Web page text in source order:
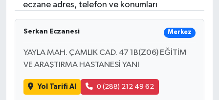
eczane adres, telefon ve konumları
Serkan Eczanesi Merkez
YAYLA MAH. ÇAMLIK CAD. 47 1B(Z06) EĞİTİM
VE ARAŞTIRMA HASTANESİ YANI
Yol Tarifi Al 0 (288) 212 49 62
Eğitim
Ekonomi
Sağlık
Tokat Haber
Haber Arşivi